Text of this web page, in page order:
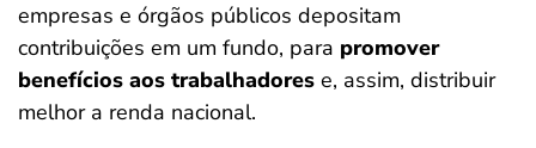
empresas e órgãos públicos depositam
contribuições em um fundo, para promover
benefícios aos trabalhadores e, assim, distribuir
melhor a renda nacional.